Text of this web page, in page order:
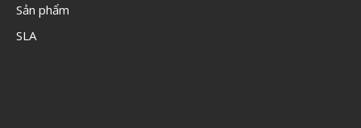
Sản phẩm
SLA